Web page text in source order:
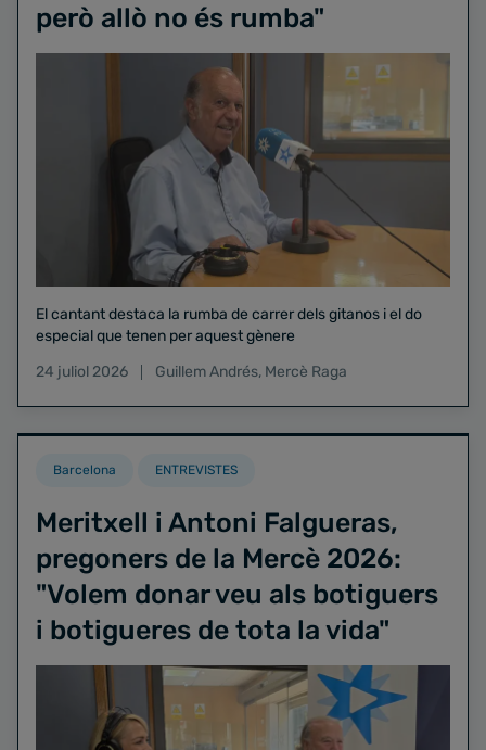
però allò no és rumba"
El cantant destaca la rumba de carrer dels gitanos i el do
especial que tenen per aquest gènere
24 juliol 2026
Guillem Andrés, Mercè Raga
Barcelona ENTREVISTES
Meritxell i Antoni Falgueras,
pregoners de la Mercè 2026:
"Volem donar veu als botiguers
i botigueres de tota la vida"